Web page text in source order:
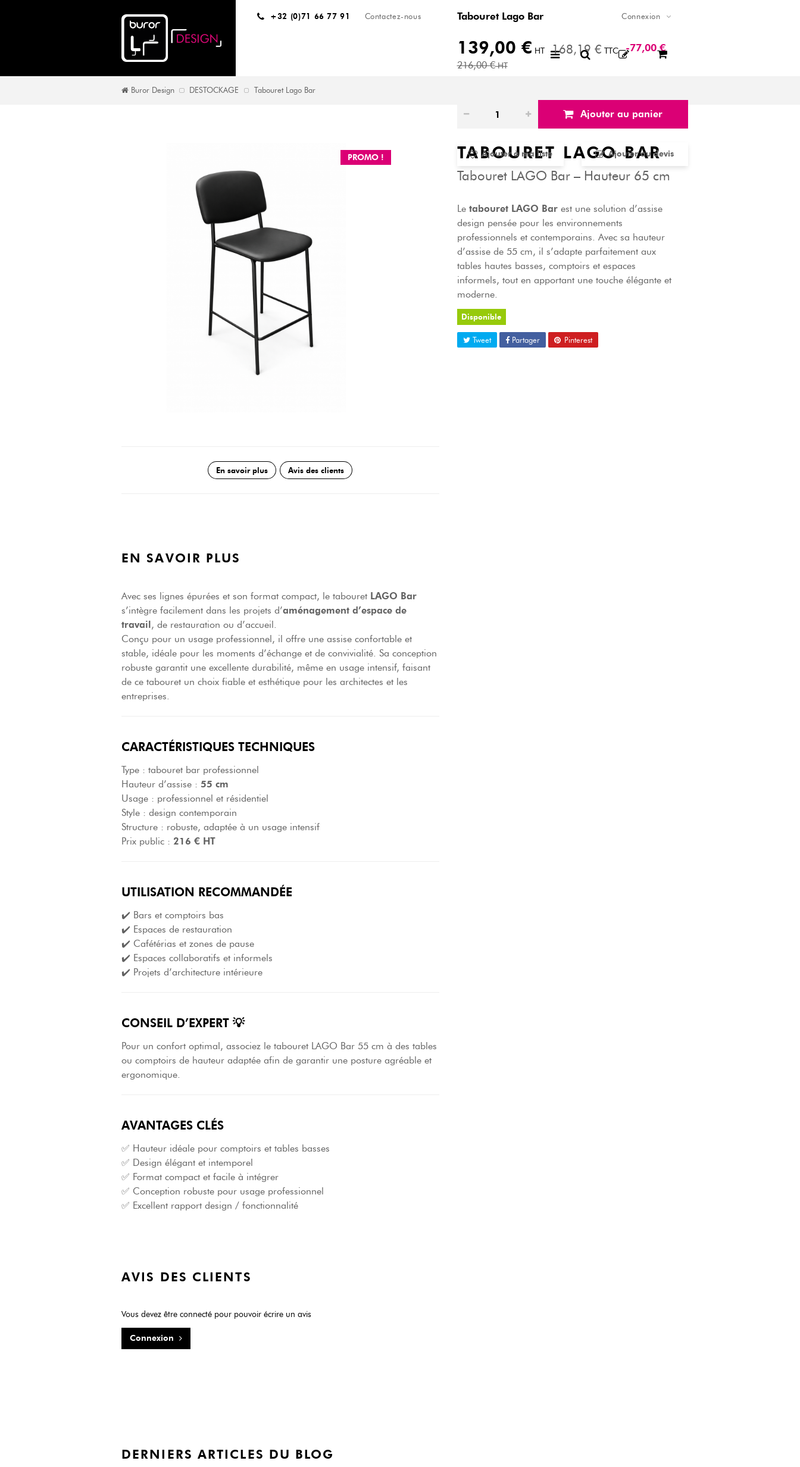
+32 (0)71 66 77 91 Contactez-nous Connexion
Buror Design DESTOCKAGE Tabouret Lago Bar
TABOURET LAGO BAR
Tabouret LAGO Bar – Hauteur 65 cm
PROMO !
Le tabouret LAGO Barest une solution d’assise
design pensée pour les environnements
professionnels et contemporains. Avec sa hauteur
d’assise de 55 cm, il s’adapte parfaitement aux
tables hautes basses, comptoirs et espaces
informels, tout en apportant une touche élégante et
moderne.
Disponible
Tweet Partager Pinterest
Tabouret Lago Bar
139,00 € HT 168,19 € TTC -77,00 €
216,00 €HT
Ajouter au panier
Ajouter à ma liste Ajouter au devis
En savoir plus Avis des clients
EN SAVOIR PLUS
Avec ses lignes épurées et son format compact, le tabouret LAGO Bar
s’intègre facilement dans les projets d’aménagement d’espace de
travail, de restauration ou d’accueil.
Conçu pour un usage professionnel, il offre une assise confortable et
stable, idéale pour les moments d’échange et de convivialité. Sa conception
robuste garantit une excellente durabilité, même en usage intensif, faisant
de ce tabouret un choix fiable et esthétique pour les architectes et les
entreprises.
CARACTÉRISTIQUES TECHNIQUES
Type : tabouret bar professionnel
Hauteur d’assise : 55 cm
Usage : professionnel et résidentiel
Style : design contemporain
Structure : robuste, adaptée à un usage intensif
Prix public : 216 € HT
UTILISATION RECOMMANDÉE
✔️ Bars et comptoirs bas
✔️ Espaces de restauration
✔️ Cafétérias et zones de pause
✔️ Espaces collaboratifs et informels
✔️ Projets d’architecture intérieure
CONSEIL D’EXPERT 💡
Pour un confort optimal, associez le tabouret LAGO Bar 55 cm à des tables
ou comptoirs de hauteur adaptée afin de garantir une posture agréable et
ergonomique.
AVANTAGES CLÉS
✅ Hauteur idéale pour comptoirs et tables basses
✅ Design élégant et intemporel
✅ Format compact et facile à intégrer
✅ Conception robuste pour usage professionnel
✅ Excellent rapport design / fonctionnalité
AVIS DES CLIENTS
Vous devez être connecté pour pouvoir écrire un avis
Connexion
DERNIERS ARTICLES DU BLOG